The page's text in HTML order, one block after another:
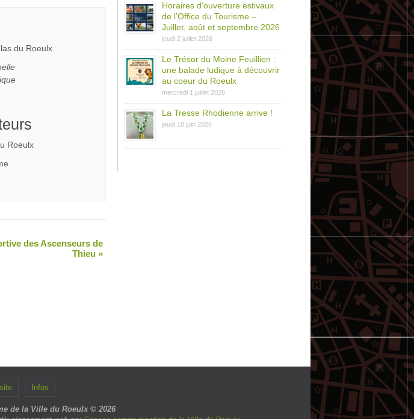
du Roeulx
Roeulx
des Ascenseurs de
Thieu »
Horaires d’ouverture estivaux
de l’Office du Tourisme –
Juillet, août et septembre 2026
jeudi 2 juillet 2026
Le Trésor du Moine Feuillien :
une balade ludique à découvrir
au coeur du Roeulx
mercredi 1 juillet 2026
La Tresse Rhodienne arrive !
jeudi 18 juin 2026
Infos
de la Ville du Roeulx © 2026